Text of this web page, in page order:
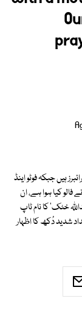
سے زائد سبسکرائبرز ہیں جبکہ فوٹو اینڈ
سے زائد صارفین نے فالو کیا ہوا ہے، ان
خٹک' کا نام ٹاپ
شدید دُکھ کا اظہار